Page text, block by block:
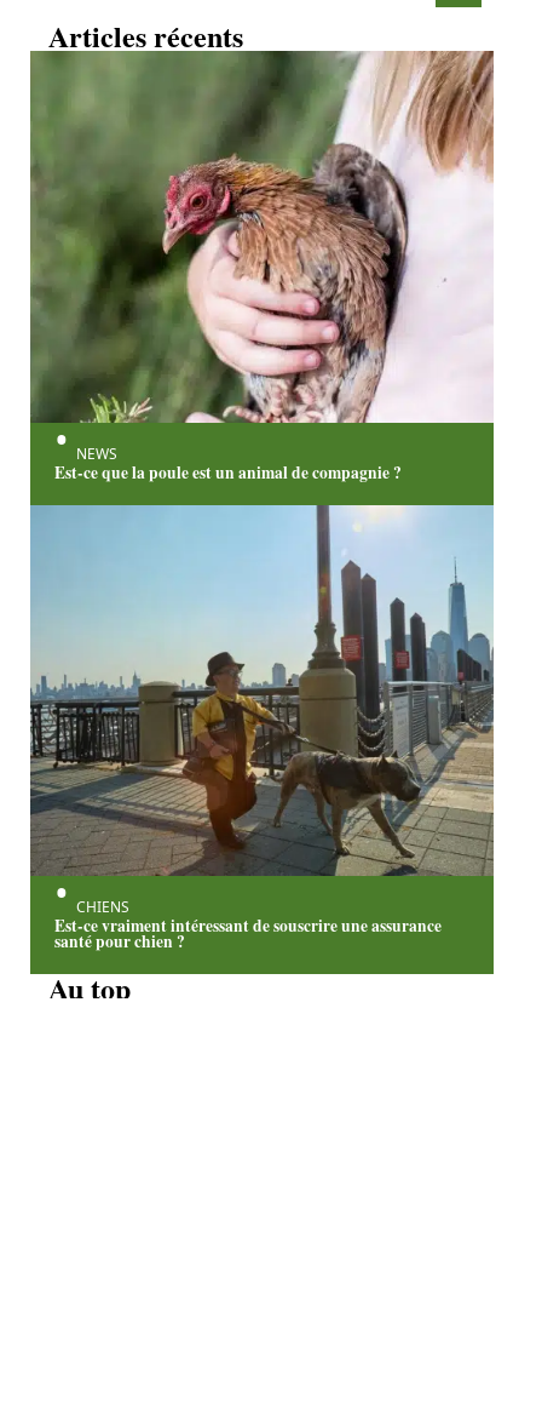
Articles récents
NEWS
Est-ce que la poule est un animal de compagnie ?
CHIENS
Est-ce vraiment intéressant de souscrire une assurance
santé pour chien ?
Au top